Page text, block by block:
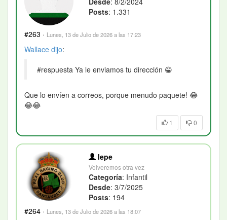
Posts: 1.331
#263 · Lunes, 13 de Julio de 2026 a las 17:23
Wallace dijo:
#respuesta Ya le enviamos tu dirección 😁
Que lo envíen a correos, porque menudo paquete! 😂
😂😂
1 0
lepe
Volveremos otra vez
Categoría: Infantil
Desde: 3/7/2025
Posts: 194
#264 · Lunes, 13 de Julio de 2026 a las 18:07